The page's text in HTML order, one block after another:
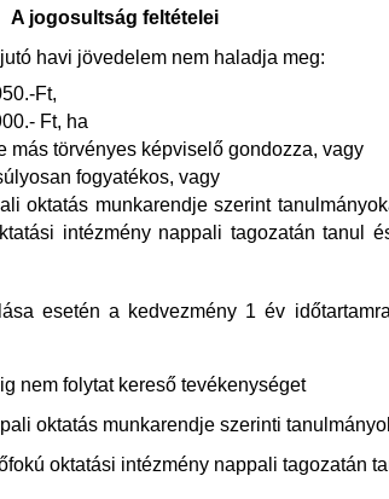
A jogosultság feltételei
havi jövedelem nem haladja meg:
Ft,
Ft, ha
más törvényes képviselő gondozza, vagy
fogyatékos, vagy
oktatás munkarendje szerint
intézmény nappali tagozatán tanul
esetén a kedvezmény 1 év
nem folytat kereső tevékenységet
oktatás munkarendje szerinti
oktatási intézmény nappali tagozatán